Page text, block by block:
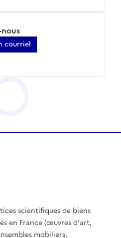
courriel
scientifiques de biens
en France (œuvres d'art,
mobiliers,